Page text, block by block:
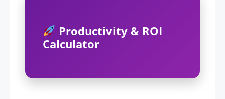
Productivity & ROI
Calculator